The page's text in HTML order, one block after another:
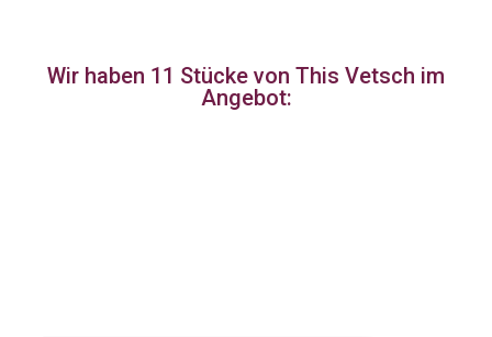
Wir haben 11 Stücke von This Vetsch im
Angebot: